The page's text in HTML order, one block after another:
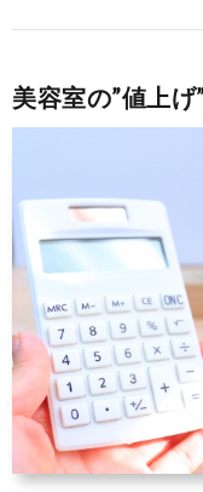
美容室の”値上